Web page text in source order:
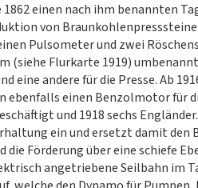
einen nach ihm benannten
von
Pulsometer und zwei
(siehe Flurkarte 1919)
eine andere für die Presse. Ab
einen Benzolmotor für
und 1918 sechs
ein und ersetzt damit den
Förderung über eine schiefe
angetriebene Seilbahn im